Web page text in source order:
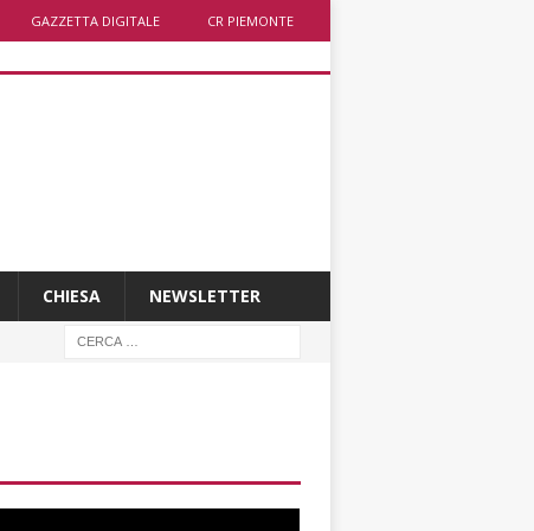
GAZZETTA DIGITALE CR PIEMONTE
CHIESA NEWSLETTER